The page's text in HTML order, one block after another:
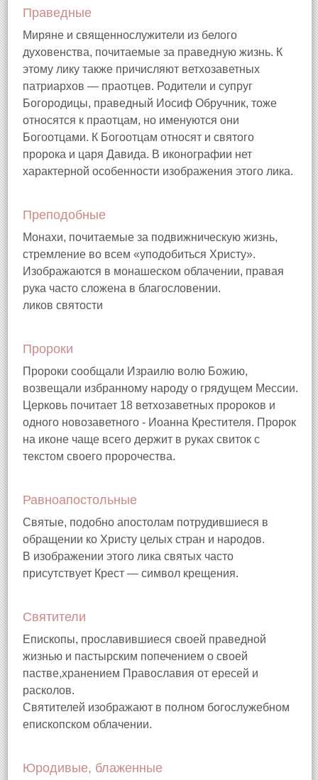
Праведные
Миряне и священнослужители из белого
духовенства, почитаемые за праведную жизнь. К
этому лику также причисляют ветхозаветных
патриархов — праотцев. Родители и супруг
Богородицы, праведный Иосиф Обручник, тоже
относятся к праотцам, но именуются они
Богоотцами. К Богоотцам относят и святого
пророка и царя Давида. В иконографии нет
характерной особенности изображения этого лика.
Преподобные
Монахи, почитаемые за подвижническую жизнь,
стремление во всем «уподобиться Христу».
Изображаются в монашеском облачении, правая
рука часто сложена в благословении.
ликов святости
Пророки
Пророки сообщали Израилю волю Божию,
возвещали избранному народу о грядущем Мессии.
Церковь почитает 18 ветхозаветных пророков и
одного новозаветного - Иоанна Крестителя. Пророк
на иконе чаще всего держит в руках свиток с
текстом своего пророчества.
Равноапостольные
Святые, подобно апостолам потрудившиеся в
обращении ко Христу целых стран и народов.
В изображении этого лика святых часто
присутствует Крест — символ крещения.
Святители
Епископы, прославившиеся своей праведной
жизнью и пастырским попечением о своей
пастве,хранением Православия от ересей и
расколов.
Святителей изображают в полном богослужебном
епископском облачении.
Юродивые, блаженные